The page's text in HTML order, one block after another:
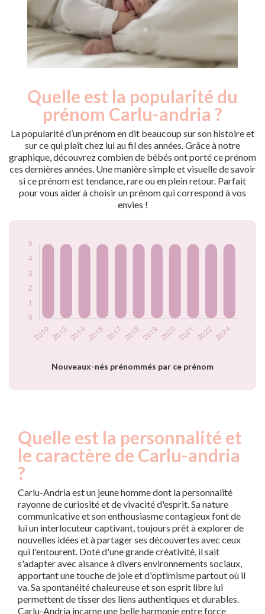
Quelle est la popularité du
prénom Carlu-andria ?
La popularité d’un prénom en dit beaucoup sur son histoire et
sur ce qui plaît chez lui au fil des années. Grâce à notre
graphique, découvrez combien de bébés ont porté ce prénom
ces dernières années. Une manière simple et visuelle de savoir
si ce prénom est tendance, rare ou en plein retour. Parfait
pour vous aider à choisir un prénom qui correspond à vos
envies !
Nouveaux-nés prénommés par ce prénom
Popularité du
andria par année
Année
Nouveaux-
nés
2013
5
2014
5
2015
5
2017
5
2018
5
2019
5
2024
5
Quelle est la personnalité et
le caractère de Carlu-andria
?
Carlu-Andria est un jeune homme dont la personnalité
rayonne de curiosité et de vivacité d'esprit. Sa nature
communicative et son enthousiasme contagieux font de
lui un interlocuteur captivant, toujours prêt à explorer de
nouvelles idées et à partager ses découvertes avec ceux
qui l'entourent. Doté d'une grande créativité, il sait
s'adapter avec aisance à divers environnements sociaux,
apportant une touche de joie et d'optimisme partout où il
va. Sa spontanéité chaleureuse et son esprit libre lui
permettent de tisser des liens authentiques et durables.
Carlu-Andria incarne une belle harmonie entre force